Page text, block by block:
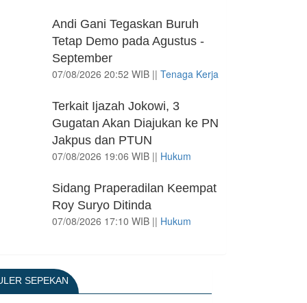
Andi Gani Tegaskan Buruh
Tetap Demo pada Agustus -
September
07/08/2026 20:52 WIB || Tenaga Kerja
Terkait Ijazah Jokowi, 3
Gugatan Akan Diajukan ke PN
Jakpus dan PTUN
07/08/2026 19:06 WIB || Hukum
Sidang Praperadilan Keempat
Roy Suryo Ditinda
07/08/2026 17:10 WIB || Hukum
07/08/2026 10:32 WIB ||
SEPEKAN